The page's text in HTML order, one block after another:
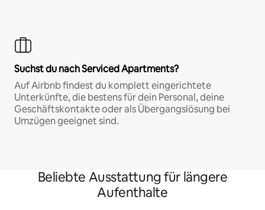
Suchst du nach Serviced Apartments?
Auf Airbnb findest du komplett eingerichtete
Unterkünfte, die bestens für dein Personal, deine
Geschäftskontakte oder als Übergangslösung bei
Umzügen geeignet sind.
Beliebte Ausstattung für längere
Aufenthalte